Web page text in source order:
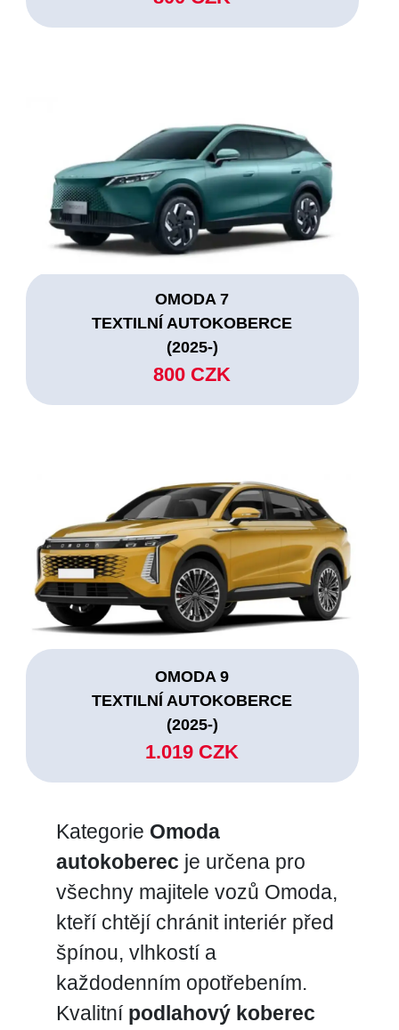
OMODA 7
TEXTILNÍ AUTOKOBERCE
(2025-)
800 CZK
OMODA 9
TEXTILNÍ AUTOKOBERCE
(2025-)
1.019 CZK
Kategorie Omoda
autokoberec je určena pro
všechny majitele vozů Omoda,
kteří chtějí chránit interiér před
špínou, vlhkostí a
každodenním opotřebením.
Kvalitní podlahový koberec